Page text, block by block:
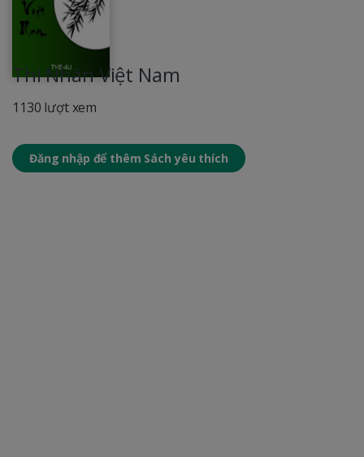
Thi Nhân Việt Nam
1130 lượt xem
Đăng nhập để thêm Sách yêu thích